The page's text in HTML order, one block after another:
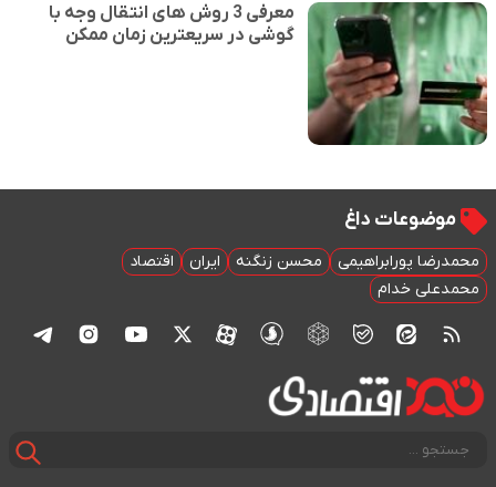
معرفی 3 روش های انتقال وجه با
گوشی در سریعترین زمان ممکن
موضوعات داغ
محمدرضا پورابراهیمی محسن زنگنه ایران
اقتصاد
محمدعلی خدام